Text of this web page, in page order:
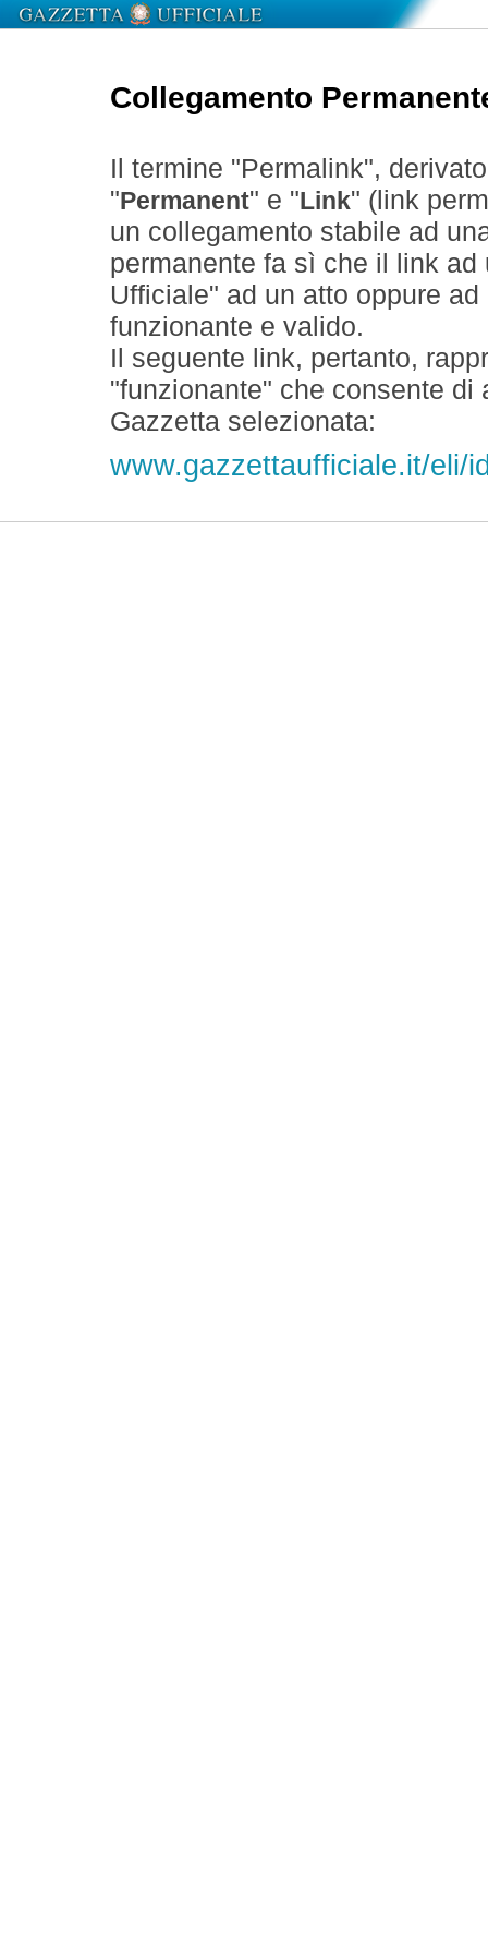
Collegamento
Il termine "Permalink",
" Permanent" e " Link" (link
un collegamento stabile ad
permanente fa sì che il link
Ufficiale" ad un atto oppure
funzionante e valido.
Il seguente link, pertanto,
"funzionante" che consente
Gazzetta selezionata:
www.gazzettaufficiale.it/eli/